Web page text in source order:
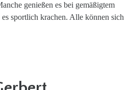
genießen es bei gemäßigtem
sportlich krachen. Alle können sich